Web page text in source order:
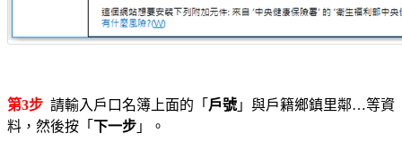
第3步 請輸入戶口名簿上面的「 戶號」與戶籍鄉鎮里鄰…等資
料，然後按「 下一步 」。